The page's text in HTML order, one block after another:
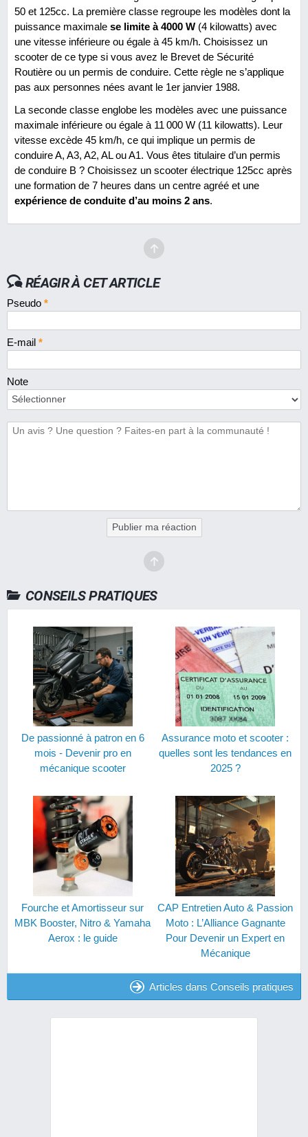
50 et 125cc. La première classe regroupe les modèles dont la
puissance maximale se limite à 4000 W (4 kilowatts) avec
une vitesse inférieure ou égale à 45 km/h. Choisissez un
scooter de ce type si vous avez le Brevet de Sécurité
Routière ou un permis de conduire. Cette règle ne s’applique
pas aux personnes nées avant le 1er janvier 1988.
La seconde classe englobe les modèles avec une puissance
maximale inférieure ou égale à 11 000 W (11 kilowatts). Leur
vitesse excède 45 km/h, ce qui implique un permis de
conduire A, A3, A2, AL ou A1. Vous êtes titulaire d’un permis
de conduire B ? Choisissez un scooter électrique 125cc après
une formation de 7 heures dans un centre agréé et une
expérience de conduite d’au moins 2 ans.
RÉAGIR À CET ARTICLE
Pseudo *
E-mail *
Note
Publier ma réaction
CONSEILS PRATIQUES
De passionné à patron en 6
mois - Devenir pro en
mécanique scooter
Assurance moto et scooter :
quelles sont les tendances en
2025 ?
Fourche et Amortisseur sur
MBK Booster, Nitro & Yamaha
Aerox : le guide
CAP Entretien Auto & Passion
Moto : L’Alliance Gagnante
Pour Devenir un Expert en
Mécanique
Articles dans Conseils pratiques